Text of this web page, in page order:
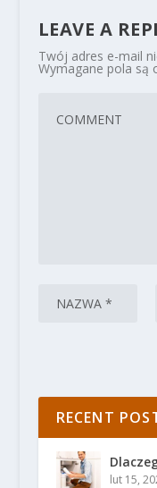
LEAVE A
Twój adres e-mail
Wymagane pola są
RECENT
lut 15,